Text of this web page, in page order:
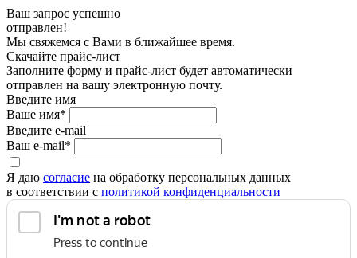
Ваш запрос успешно
отправлен!
Мы свяжемся с Вами в ближайшее время.
Скачайте прайс-лист
Заполните форму и прайс-лист будет автоматически
отправлен на вашу электронную почту.
Введите имя
Ваше имя*
Введите e-mail
Ваш e-mail*
Я даю согласие на обработку персональных данных
в соответствии с политикой конфиденциальности